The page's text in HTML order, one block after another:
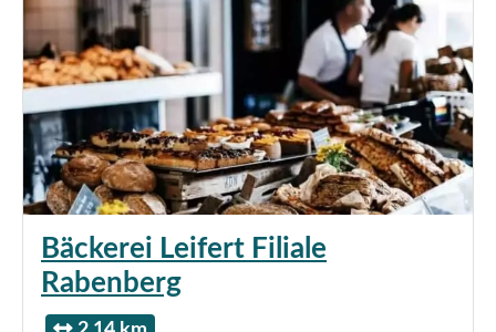
Bäckerei Leifert Filiale
Rabenberg